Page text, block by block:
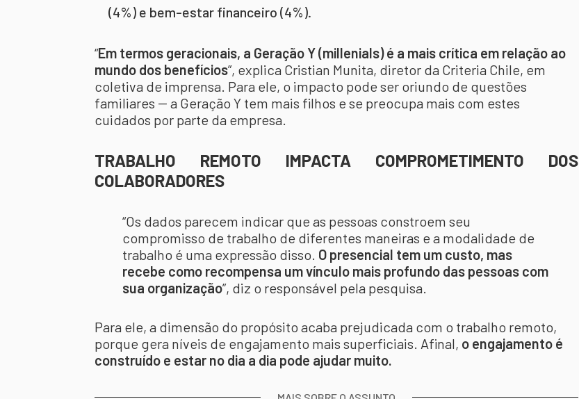
(4%) e bem-estar financeiro (4%).
“Em termos geracionais, a Geração Y (millenials) é a mais crítica em relação ao
mundo dos benefícios”, explica Cristian Munita, diretor da Criteria Chile, em
coletiva de imprensa. Para ele, o impacto pode ser oriundo de questões
familiares -- a Geração Y tem mais filhos e se preocupa mais com estes
cuidados por parte da empresa.
TRABALHO REMOTO IMPACTA COMPROMETIMENTO DOS
COLABORADORES
“Os dados parecem indicar que as pessoas constroem seu
compromisso de trabalho de diferentes maneiras e a modalidade de
trabalho é uma expressão disso. O presencial tem um custo, mas
recebe como recompensa um vínculo mais profundo das pessoas com
sua organização”, diz o responsável pela pesquisa.
Para ele, a dimensão do propósito acaba prejudicada com o trabalho remoto,
porque gera níveis de engajamento mais superficiais. Afinal, o engajamento é
construído e estar no dia a dia pode ajudar muito.